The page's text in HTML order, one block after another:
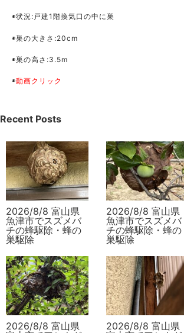
◉状況:戸建1階換気口の中に巣
◉巣の大きさ:20cm
◉巣の高さ:3.5m
◉動画クリック
Recent Posts
2026/8/8 富山県
魚津市でスズメバ
チの蜂駆除・蜂の
巣駆除
2026/8/8 富山県
魚津市でスズメバ
チの蜂駆除・蜂の
巣駆除
2026/8/8 富山県
2026/8/8 富山県